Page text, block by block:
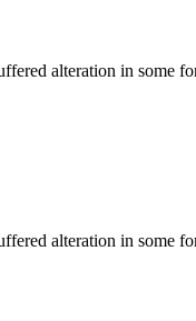
alteration in some
alteration in some